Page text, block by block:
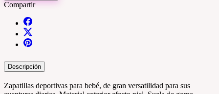
Compartir
Descripción
Zapatillas deportivas para bebé, de gran versatilidad para sus